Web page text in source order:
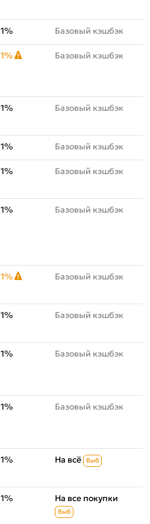
1% Базовый кэшбэк
1% Базовый кэшбэк
1% Базовый кэшбэк
1% Базовый кэшбэк
1% Базовый кэшбэк
1% Базовый кэшбэк
1% Базовый кэшбэк
1% Базовый кэшбэк
1% Базовый кэшбэк
1% Базовый кэшбэк
1% На всё Выб
1% На все покупки
Выб